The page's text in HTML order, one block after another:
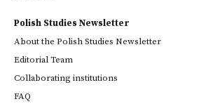
Polish Studies Newsletter
About the Polish Studies Newsletter
Editorial Team
Collaborating institutions
FAQ